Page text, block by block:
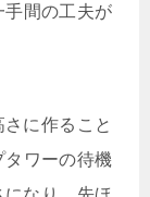
間の工夫が
に作ること
タワーの待機